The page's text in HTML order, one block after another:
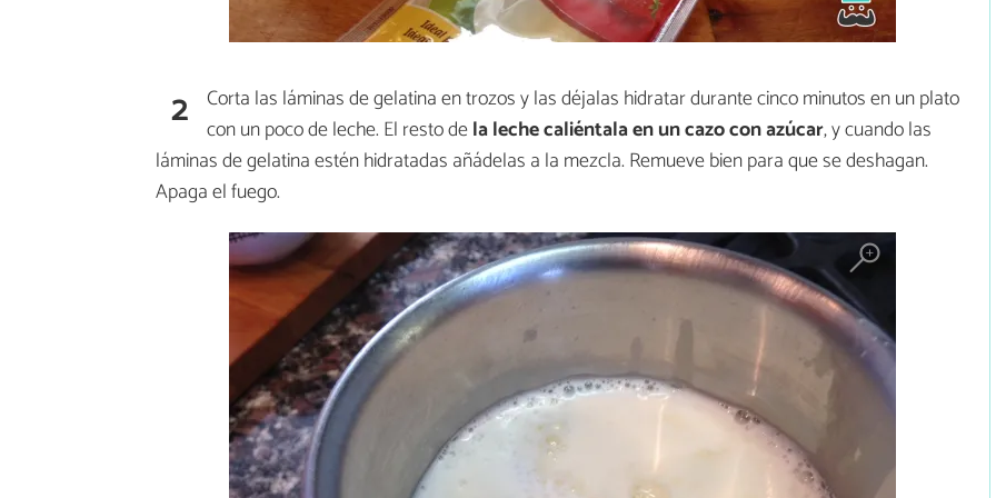
2 Corta las láminas de gelatina en trozos y las déjalas hidratar durante cinco minutos en un plato
con un poco de leche. El resto dela leche caliéntala en un cazo con azúcar, y cuando las
láminas de gelatina estén hidratadas añádelas a la mezcla. Remueve bien para que se deshagan.
Apaga el fuego.